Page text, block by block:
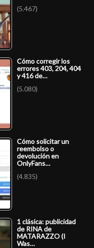
(5.467)
Cómo corregir los
errores 403, 204, 404
y 416 de…
(5.080)
Cómo solicitar un
reembolso o
devolución en
OnlyFans…
(4.835)
1 clásica: publicidad
de RINA de
MATARAZZO (I
Was…